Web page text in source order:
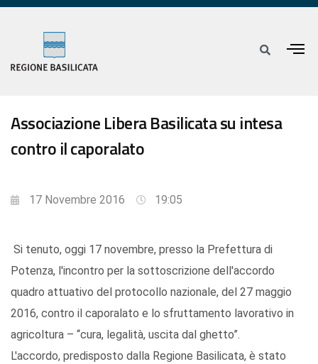
Associazione Libera Basilicata su intesa
contro il caporalato
17 Novembre 2016 19:05
Si tenuto, oggi 17 novembre, presso la Prefettura di
Potenza, l'incontro per la sottoscrizione dell'accordo
quadro attuativo del protocollo nazionale, del 27 maggio
2016, contro il caporalato e lo sfruttamento lavorativo in
agricoltura – “cura, legalità, uscita dal ghetto”.
L'accordo, predisposto dalla Regione Basilicata, è stato